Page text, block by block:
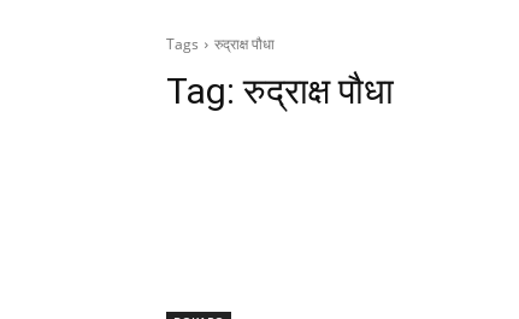
Tags रुद्राक्ष पौधा
Tag:रुद्राक्ष पौधा